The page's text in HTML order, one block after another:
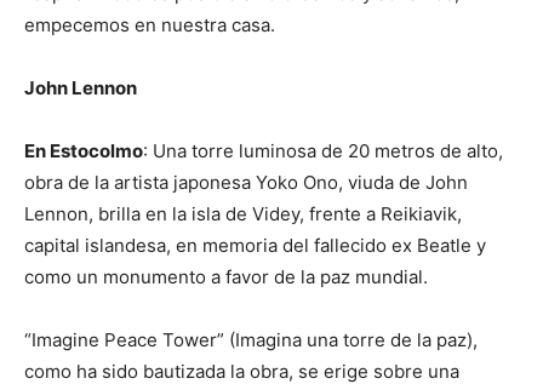
empecemos en nuestra casa.
John Lennon
En Estocolmo: Una torre luminosa de 20 metros de alto,
obra de la artista japonesa Yoko Ono, viuda de John
Lennon, brilla en la isla de Videy, frente a Reikiavik,
capital islandesa, en memoria del fallecido ex Beatle y
como un monumento a favor de la paz mundial.
“Imagine Peace Tower” (Imagina una torre de la paz),
como ha sido bautizada la obra, se erige sobre una